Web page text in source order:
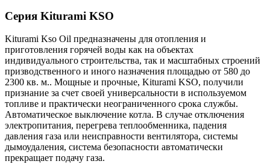
Серия Kiturami KSO
Kiturami Kso Oil предназначены для отопления и
приготовления горячей воды как на объектах
индивидуального строительства, так и масштабных строений
призводственного и иного назначения площадью от 580 до
2300 кв. м.. Мощные и прочные, Kiturami KSO, получили
признание за счет своей универсальности в используемом
топливе и практически неограниченного срока службы.
Автоматическое выключение котла. В случае отключения
электропитания, перегрева теплообменника, падения
давления газа или неисправности вентилятора, системы
дымоудаления, система безопасности автоматически
прекращает подачу газа.